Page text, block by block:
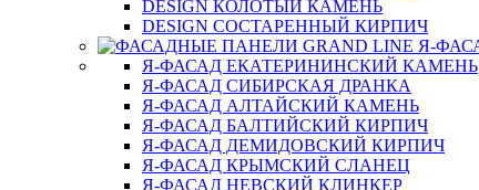
DESIGN КОЛОТЫЙ КАМЕНЬ
DESIGN СОСТАРЕННЫЙ КИРПИЧ
Я-ФАСАД ЕКАТЕРИНИНСКИЙ КАМЕНЬ
Я-ФАСАД СИБИРСКАЯ ДРАНКА
Я-ФАСАД АЛТАЙСКИЙ КАМЕНЬ
Я-ФАСАД БАЛТИЙСКИЙ КИРПИЧ
Я-ФАСАД ДЕМИДОВСКИЙ КИРПИЧ
Я-ФАСАД КРЫМСКИЙ СЛАНЕЦ
Я-ФАСАД НЕВСКИЙ КЛИНКЕР